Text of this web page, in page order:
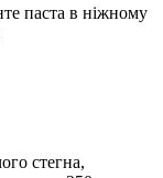
паста в ніжному
стегна,